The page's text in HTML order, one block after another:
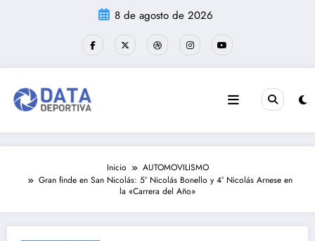
8 de agosto de 2026
Inicio
AUTOMOVILISMO
Gran finde en San Nicolás: 5° Nicolás Bonello y 4° Nicolás Arnese en
la «Carrera del Año»